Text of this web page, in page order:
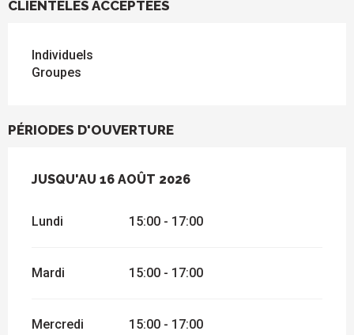
CLIENTÈLES ACCEPTÉES
Individuels
Groupes
PÉRIODES D'OUVERTURE
DU11 JUILLET 2026AU16 AOÛT 2026
JUSQU'AU 16 AOÛT 2026
Lundi 15:00 - 17:00
Mardi 15:00 - 17:00
Mercredi 15:00 - 17:00